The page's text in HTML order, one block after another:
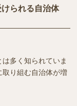
られる自治体
多く知られていま
り組む自治体が増